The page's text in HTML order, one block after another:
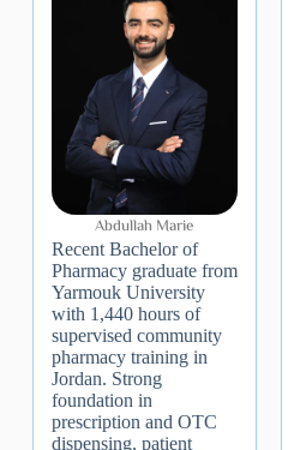
Abdullah Marie
Recent Bachelor of
Pharmacy graduate from
Yarmouk University
with 1,440 hours of
supervised community
pharmacy training in
Jordan. Strong
foundation in
prescription and OTC
dispensing, patient